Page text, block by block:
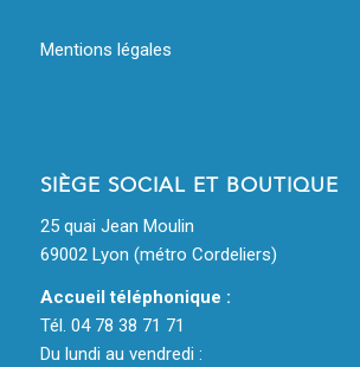
Mentions légales
SIÈGE SOCIAL ET BOUTIQUE
25 quai Jean Moulin
69002 Lyon (métro Cordeliers)
Accueil téléphonique :
Tél. 04 78 38 71 71
Du lundi au vendredi :